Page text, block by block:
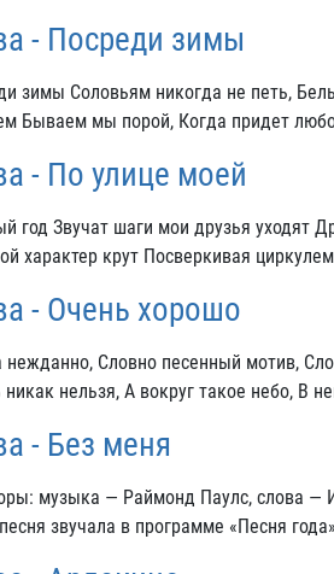
- Посреди зимы
зимы Соловьям никогда не петь,
Бываем мы порой, Когда придет
- По улице моей
год Звучат шаги мои друзья уходят
характер крут Посверкивая
- Очень хорошо
Словно песенный мотив,
нельзя, А вокруг такое небо, В
- Без меня
музыка — Раймонд Паулс, слова —
звучала в программе «Песня